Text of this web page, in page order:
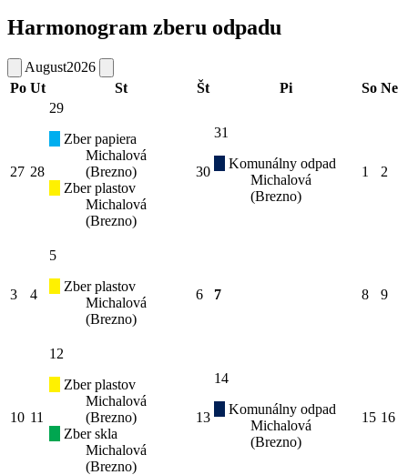
Harmonogram zberu odpadu
August2026
Po Ut St Št Pi So Ne
27 28
29
Zber papiera
Michalová
(Brezno)
Zber plastov
Michalová
(Brezno)
30
31
Komunálny odpad
Michalová
(Brezno)
1 2
3 4
5
Zber plastov
Michalová
(Brezno)
6 7 8 9
10 11
12
Zber plastov
Michalová
(Brezno)
Zber skla
Michalová
(Brezno)
13
14
Komunálny odpad
Michalová
(Brezno)
15 16